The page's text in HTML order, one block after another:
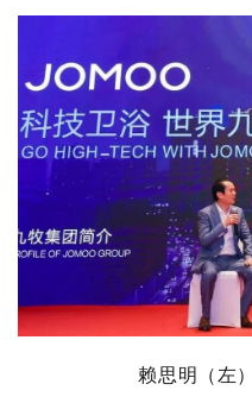
赖思明 （左）